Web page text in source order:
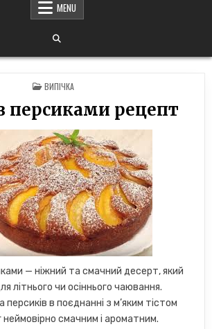
MENU
POSTED
IN
ВИПІЧКА
персиками рецепт
— ніжний та смачний десерт, який
літнього чи осіннього чаювання.
персиків в поєднанні з м’яким тістом
неймовірно смачним і ароматним.